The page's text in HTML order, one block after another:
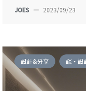
JOES — 2023/09/23
設計&分享 談・設